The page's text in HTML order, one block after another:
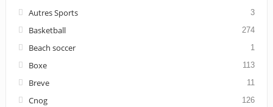
Autres Sports 3
Basketball 274
Beach soccer 1
Boxe 113
Breve 11
Cnog 126